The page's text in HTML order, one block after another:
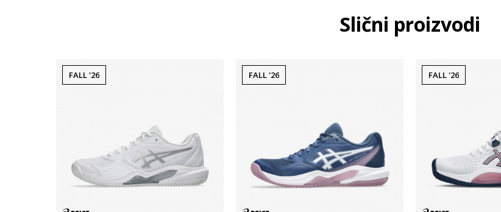
Slični proizvodi
FALL '26 FALL '26 FALL '26